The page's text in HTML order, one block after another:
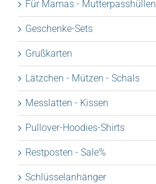
Für Mamas - Mutterpasshüllen
Geschenke-Sets
Grußkarten
Lätzchen - Mützen - Schals
Messlatten - Kissen
Pullover-Hoodies-Shirts
Restposten - Sale%
Schlüsselanhänger